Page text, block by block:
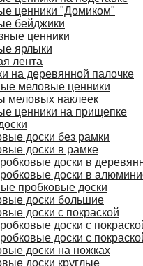
ценники "Домиком"
бейджики
ценники
ярлыки
лента
на деревянной палочке
меловые ценники
меловых наклеек
ценники на прищепке
доски без рамки
доски в рамке
доски в
доски в
пробковые доски
доски большие
доски с покраской
доски с
доски с
доски на ножках
доски круглые